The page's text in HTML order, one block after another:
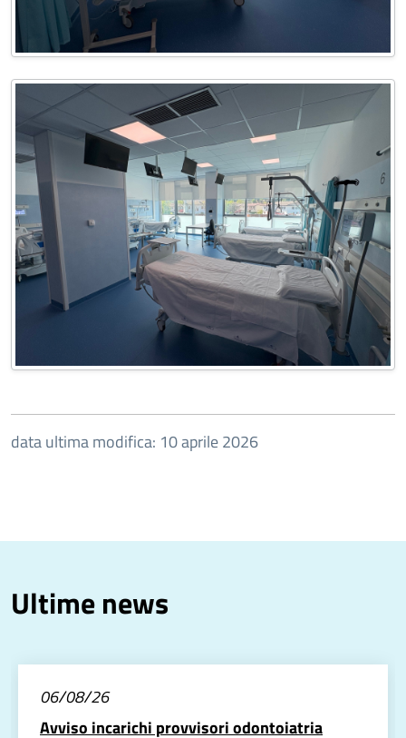
data ultima modifica: 10 aprile 2026
Ultime news
06/08/26
Avviso incarichi provvisori odontoiatria